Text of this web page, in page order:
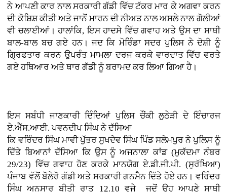
ਨੇ ਆਪਣੀ ਕਾਰ ਨਾਲ ਸਰਕਾਰੀ ਗੱਡੀ ਵਿੱਚ ਟੱਕਰ ਮਾਰ ਕੇ ਅਗਵਾ ਕਰਨ
ਦੀ ਕੋਸ਼ਿਸ਼ ਕੀਤੀ ਅਤੇ ਜਾਨੋਂ ਮਾਰਨ ਦੀ ਨੀਅਤ ਨਾਲ ਅਸਲੇ ਨਾਲ ਗੋਲੀਆਂ
ਵੀ ਚਲਾਈਆਂ। ਹਾਲਾਂਕਿ, ਇਸ ਹਾਦਸੇ ਵਿੱਚ ਗਵਾਹ ਅਤੇ ਉਸ ਦਾ ਸਾਥੀ
ਬਾਲ-ਬਾਲ ਬਚ ਗਏ ਹਨ। ਜਦ ਕਿ ਮੋਰਿੰਡਾ ਸਦਰ ਪੁਲਿਸ ਨੇ ਦੋਸ਼ੀ ਨੂੰ
ਗ੍ਰਿਫਤਾਰ ਕਰਨ ਉਪਰੰਤ ਮਾਮਲਾ ਦਰਜ ਕਰਕੇ ਵਾਰਦਾਤ ਵਿੱਚ ਵਰਤੇ
ਗਏ ਹਥਿਆਰ ਅਤੇ ਥਾਰ ਗੱਡੀ ਨੂੰ ਬਰਾਮਦ ਕਰ ਲਿਆ ਗਿਆ ਹੈ।
ਇਸ ਸਬੰਧੀ ਜਾਣਕਾਰੀ ਦਿੰਦਿਆਂ ਪੁਲਿਸ ਚੌਂਕੀ ਲੁਠੇੜੀ ਦੇ ਇੰਚਾਰਜ
ਏ.ਐੱਸ.ਆਈ. ਪਵਨਦੀਪ ਸਿੰਘ ਨੇ ਦੱਸਿਆ
ਕਿ ਵਰਿੰਦਰ ਸਿੰਘ ਮਾਵੀ ਪੁੱਤਰ ਸੁਖਦੇਵ ਸਿੰਘ ਪਿੰਡ ਸਲੇਮਪੁਰ ਨੇ ਪੁਲਿਸ ਨੂੰ
ਦਿੱਤੇ ਬਿਆਨਾਂ ਦੱਸਿਆ ਕਿ ਉਸ ਨੂੰ ਅਜਨਾਲਾ ਕਾਂਡ (ਮੁਕੱਦਮਾ ਨੰਬਰ
29/23) ਵਿੱਚ ਗਵਾਹ ਹੋਣ ਕਰਕੇ ਮਾਨਯੋਗ ਏ.ਡੀ.ਜੀ.ਪੀ. (ਸੁਰੱਖਿਆ)
ਪੰਜਾਬ ਵੱਲੋਂ ਬੋਲੇਰੋ ਗੱਡੀ ਅਤੇ ਸਰਕਾਰੀ ਗਨਮੈਨ ਦਿੱਤੇ ਹੋਏ ਹਨ। ਵਰਿੰਦਰ
ਸਿੰਘ ਅਨੁਸਾਰ ਬੀਤੀ ਰਾਤ 12.10 ਵਜੇ ਜਦੋਂ ਉਹ ਆਪਣੇ ਸਾਥੀ